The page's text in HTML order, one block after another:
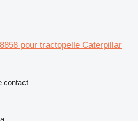
pour tractopelle Caterpillar
contact